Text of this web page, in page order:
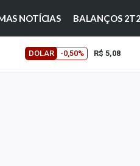
NOTÍCIAS BALANÇOS
DOLAR -0,50% R$ 5,08